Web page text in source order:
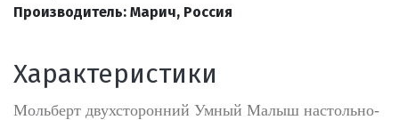
Производитель: Марич, Россия
Характеристики
Мольберт двухсторонний Умный Малыш настольно-